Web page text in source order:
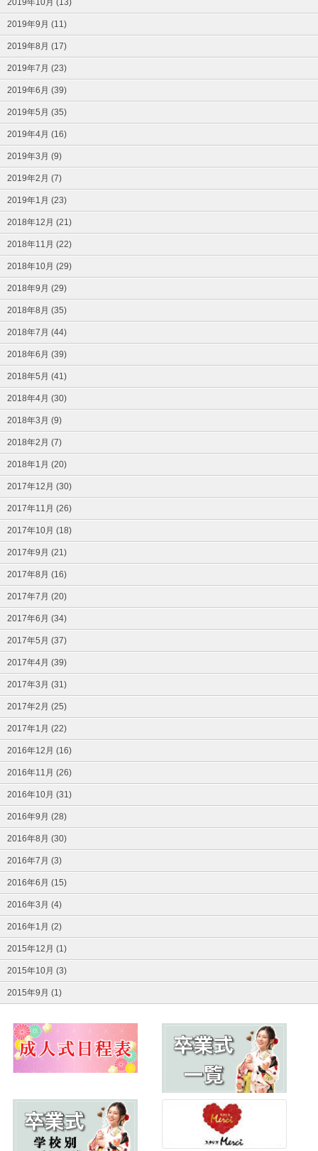
2019年9月 (11)
2019年8月 (17)
2019年7月 (23)
2019年6月 (39)
2019年5月 (35)
2019年4月 (16)
2019年3月 (9)
2019年2月 (7)
2019年1月 (23)
2018年12月 (21)
2018年11月 (22)
2018年10月 (29)
2018年9月 (29)
2018年8月 (35)
2018年7月 (44)
2018年6月 (39)
2018年5月 (41)
2018年4月 (30)
2018年3月 (9)
2018年2月 (7)
2018年1月 (20)
2017年12月 (30)
2017年11月 (26)
2017年10月 (18)
2017年9月 (21)
2017年8月 (16)
2017年7月 (20)
2017年6月 (34)
2017年5月 (37)
2017年4月 (39)
2017年3月 (31)
2017年2月 (25)
2017年1月 (22)
2016年12月 (16)
2016年11月 (26)
2016年10月 (31)
2016年9月 (28)
2016年8月 (30)
2016年7月 (3)
2016年6月 (15)
2016年3月 (4)
2016年1月 (2)
2015年12月 (1)
2015年10月 (3)
2015年9月 (1)